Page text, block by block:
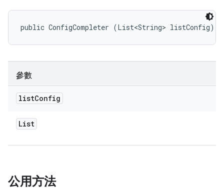
public ConfigCompleter (List<String> listConfig)
參數
listConfig
List
公用方法